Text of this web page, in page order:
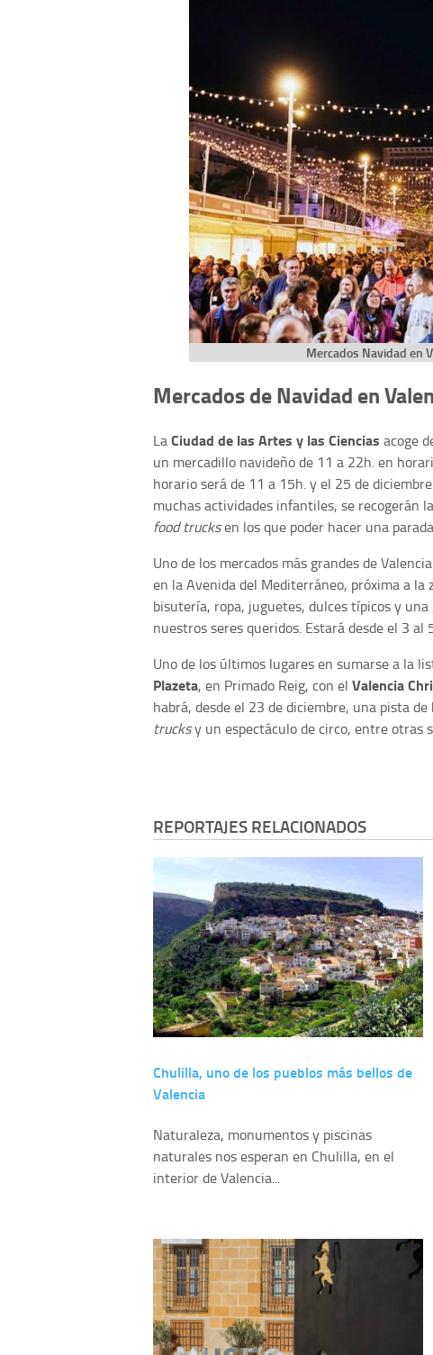
Mercados Navidad en
Mercados de Navidad en
LaCiudad de las Artes y las Ciencias acoge
un mercadillo navideño de 11 a 22h. en
horario será de 11 a 15h. y el 25 de
muchas actividades infantiles, se recogerán
food trucksen los que poder hacer una
Uno de los mercados más grandes de
en la Avenida del Mediterráneo, próxima a la
bisutería, ropa, juguetes, dulces típicos y
nuestros seres queridos. Estará desde el 3 al
Uno de los últimos lugares en sumarse a la
Plazeta, en Primado Reig, con el Valencia
habrá, desde el 23 de diciembre, una pista
trucksy un espectáculo de circo, entre otras
REPORTAJES RELACIONADOS
Chulilla, uno de los pueblos más bellos de
Valencia
Naturaleza, monumentos y piscinas
naturales nos esperan en Chulilla, en el
interior de Valencia...